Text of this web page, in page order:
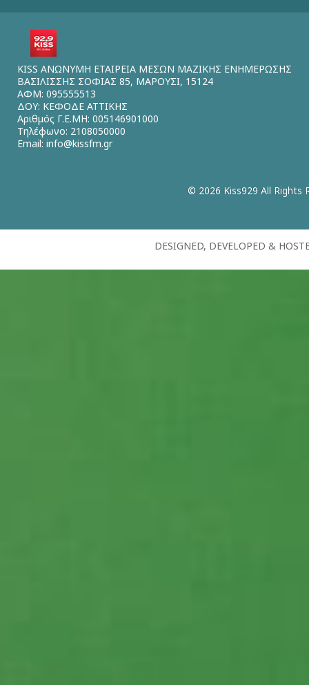
KISS ΑΝΩΝΥΜΗ ΕΤΑΙΡΕΙΑ ΜΕΣΩΝ ΜΑΖΙΚΗΣ ΕΝΗΜΕΡΩΣΗΣ
ΒΑΣΙΛΙΣΣΗΣ ΣΟΦΙΑΣ 85, ΜΑΡΟΥΣΙ, 15124
ΑΦΜ: 095555513
ΔΟΥ: ΚΕΦΟΔΕ ΑΤΤΙΚΗΣ
Αριθμός Γ.Ε.ΜΗ: 005146901000
Τηλέφωνο: 2108050000
Email: info@kissfm.gr
© 2026 Kiss929 All Rights
DESIGNED, DEVELOPED &